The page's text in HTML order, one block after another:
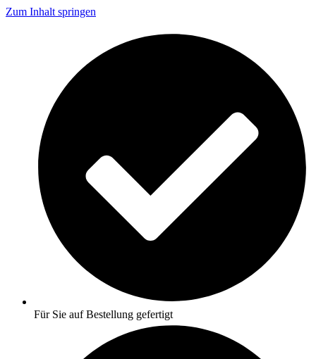
Zum Inhalt springen
Für Sie auf Bestellung gefertigt